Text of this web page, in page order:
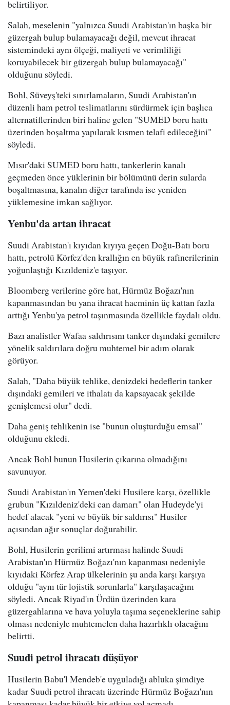
belirtiliyor.
Salah, meselenin "yalnızca Suudi Arabistan'ın başka bir
güzergah bulup bulamayacağı değil, mevcut ihracat
sistemindeki aynı ölçeği, maliyeti ve verimliliği
koruyabilecek bir güzergah bulup bulamayacağı"
olduğunu söyledi.
Bohl, Süveyş'teki sınırlamaların, Suudi Arabistan'ın
düzenli ham petrol teslimatlarını sürdürmek için başlıca
alternatiflerinden biri haline gelen "SUMED boru hattı
üzerinden boşaltma yapılarak kısmen telafi edileceğini"
söyledi.
Mısır'daki SUMED boru hattı, tankerlerin kanalı
geçmeden önce yüklerinin bir bölümünü derin sularda
boşaltmasına, kanalın diğer tarafında ise yeniden
yüklemesine imkan sağlıyor.
Yenbu'da artan ihracat
Suudi Arabistan'ı kıyıdan kıyıya geçen Doğu-Batı boru
hattı, petrolü Körfez'den krallığın en büyük rafinerilerinin
yoğunlaştığı Kızıldeniz'e taşıyor.
Bloomberg verilerine göre hat, Hürmüz Boğazı'nın
kapanmasından bu yana ihracat hacminin üç kattan fazla
arttığı Yenbu'ya petrol taşınmasında özellikle faydalı oldu.
Bazı analistler Wafaa saldırısını tanker dışındaki gemilere
yönelik saldırılara doğru muhtemel bir adım olarak
görüyor.
Salah, "Daha büyük tehlike, denizdeki hedeflerin tanker
dışındaki gemileri ve ithalatı da kapsayacak şekilde
genişlemesi olur" dedi.
Daha geniş tehlikenin ise "bunun oluşturduğu emsal"
olduğunu ekledi.
Ancak Bohl bunun Husilerin çıkarına olmadığını
savunuyor.
Suudi Arabistan'ın Yemen'deki Husilere karşı, özellikle
grubun "Kızıldeniz'deki can damarı" olan Hudeyde'yi
hedef alacak "yeni ve büyük bir saldırısı" Husiler
açısından ağır sonuçlar doğurabilir.
Bohl, Husilerin gerilimi artırması halinde Suudi
Arabistan'ın Hürmüz Boğazı'nın kapanması nedeniyle
kıyıdaki Körfez Arap ülkelerinin şu anda karşı karşıya
olduğu "aynı tür lojistik sorunlarla" karşılaşacağını
söyledi. Ancak Riyad'ın Ürdün üzerinden kara
güzergahlarına ve hava yoluyla taşıma seçeneklerine sahip
olması nedeniyle muhtemelen daha hazırlıklı olacağını
belirtti.
Suudi petrol ihracatı düşüyor
Husilerin Babu'l Mendeb'e uyguladığı abluka şimdiye
kadar Suudi petrol ihracatı üzerinde Hürmüz Boğazı'nın